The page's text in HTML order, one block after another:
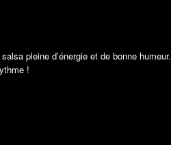
pleine d’énergie et de bonne humeur.
!